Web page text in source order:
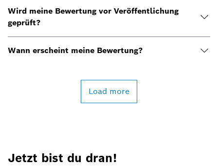
Wird meine Bewertung vor Veröffentlichung
geprüft?
Wann erscheint meine Bewertung?
Load more
Jetzt bist du dran!